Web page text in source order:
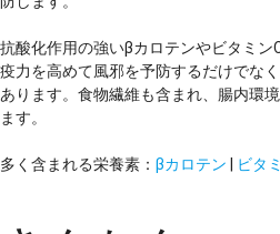
抗酸化作用の強いβカロテンやビタミ
疫力を高めて風邪を予防するだけでな
あります。食物繊維も含まれ、腸内環
ます。
多く含まれる栄養素： βカロテン | ビタ